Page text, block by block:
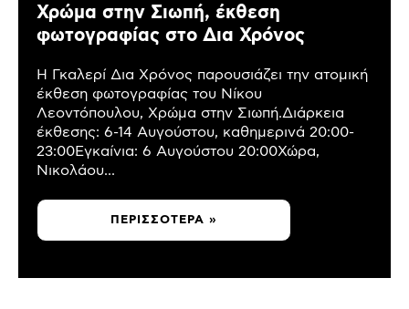
Χρώμα στην Σιωπή, έκθεση
φωτογραφίας στο Δια Χρόνος
Η Γκαλερί Δια Χρόνος παρουσιάζει την ατομική
έκθεση φωτογραφίας του Νίκου
Λεοντόπουλου, Χρώμα στην Σιωπή.Διάρκεια
έκθεσης: 6-14 Αυγούστου, καθημερινά 20:00-
23:00Εγκαίνια: 6 Αυγούστου 20:00Χώρα,
Νικολάου...
ΠΕΡΙΣΣΌΤΕΡΑ »